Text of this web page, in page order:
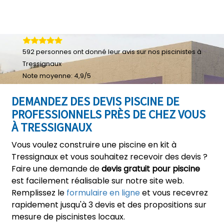
DEMANDEZ DES DEVIS PISCINE DE
PROFESSIONNELS PRÈS DE CHEZ VOUS
À TRESSIGNAUX
Vous voulez construire une piscine en kit à
Tressignaux et vous souhaitez recevoir des devis ?
Faire une demande dedevis gratuit pour piscine
est facilement réalisable sur notre site web.
Remplissez le formulaire en ligneet vous recevrez
rapidement jusqu'à 3 devis et des propositions sur
mesure de piscinistes locaux.
592personnes ont donné leuravis sur nos piscinistes à
Tressignaux
Note moyenne: 4,9/5